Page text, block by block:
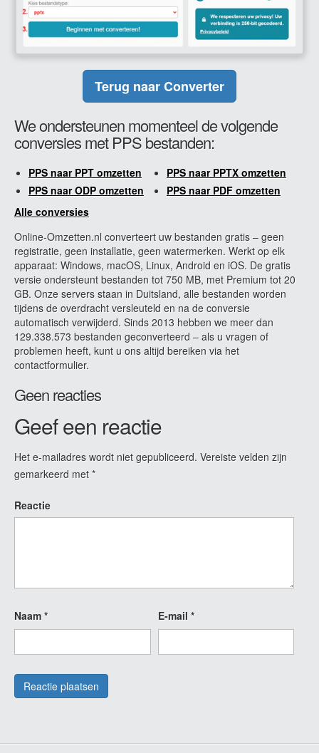
Terug naar Converter
We ondersteunen momenteel de volgende
conversies met PPS bestanden:
PPS naar PPT omzetten
PPS naar PPTX omzetten
PPS naar ODP omzetten
PPS naar PDF omzetten
Alle conversies
Online-Omzetten.nl converteert uw bestanden gratis – geen
registratie, geen installatie, geen watermerken. Werkt op elk
apparaat: Windows, macOS, Linux, Android en iOS. De gratis
versie ondersteunt bestanden tot 750 MB, met Premium tot 20
GB. Onze servers staan in Duitsland, alle bestanden worden
tijdens de overdracht versleuteld en na de conversie
automatisch verwijderd. Sinds 2013 hebben we meer dan
129.338.573 bestanden geconverteerd – als u vragen of
problemen heeft, kunt u ons altijd bereiken via het
contactformulier.
Geen reacties
Geef een reactie
Het e-mailadres wordt niet gepubliceerd. Vereiste velden zijn
gemarkeerd met *
Reactie
Naam * E-mail *